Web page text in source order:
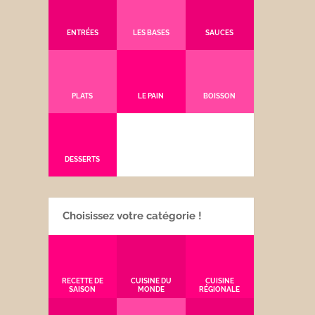
ENTRÉES LES BASES SAUCES
PLATS LE PAIN BOISSON
DESSERTS
Choisissez votre catégorie !
RECETTE DE
SAISON
CUISINE DU
MONDE
CUISINE
RÉGIONALE